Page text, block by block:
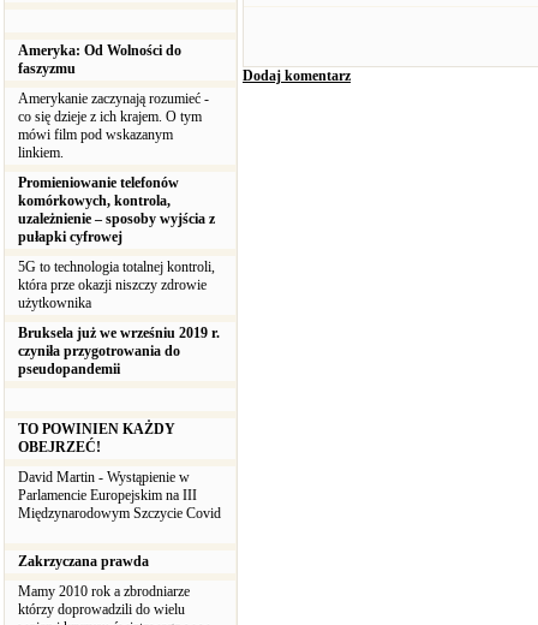
Ameryka: Od Wolności do
faszyzmu
Amerykanie zaczynają rozumieć -
co się dzieje z ich krajem. O tym
mówi film pod wskazanym
linkiem.
Promieniowanie telefonów
komórkowych, kontrola,
uzależnienie – sposoby wyjścia z
pułapki cyfrowej
5G to technologia totalnej kontroli,
która prze okazji niszczy zdrowie
użytkownika
Bruksela już we wrześniu 2019 r.
czyniła przygotrowania do
pseudopandemii
TO POWINIEN KAŻDY
OBEJRZEĆ!
David Martin - Wystąpienie w
Parlamencie Europejskim na III
Międzynarodowym Szczycie Covid
Zakrzyczana prawda
Mamy 2010 rok a zbrodniarze
którzy doprowadzili do wielu
Dodaj komentarz